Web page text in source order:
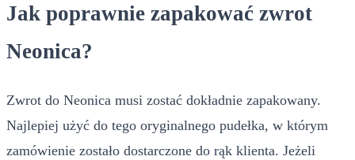
Jak poprawnie zapakować zwrot
Neonica?
Zwrot do Neonica musi zostać dokładnie zapakowany.
Najlepiej użyć do tego oryginalnego pudełka, w którym
zamówienie zostało dostarczone do rąk klienta. Jeżeli